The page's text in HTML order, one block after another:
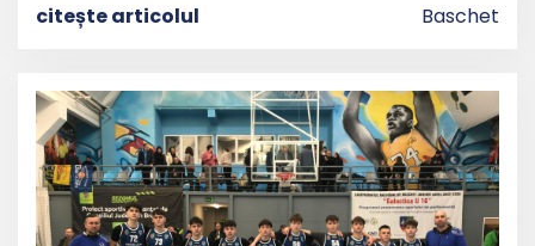
citește articolul
Baschet